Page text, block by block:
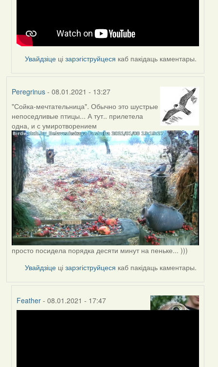
Увайдзіце цізарэгіструйцеся каб пакідаць каментары.
Peregrinus- 08.01.2021 - 13:27
"Сойка-мечтательница". Обычно это шустрые
непоседливые птицы... А тут.. прилетела
одна, и с умиротворением
просто посидела порядка десяти минут на пеньке... )))
Увайдзіце цізарэгіструйцеся каб пакідаць каментары.
Feather - 08.01.2021 - 17:47